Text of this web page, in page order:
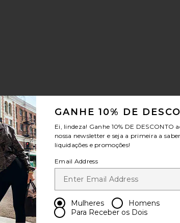
Pocket Jean
GANHE 10% DE
Ei, lindeza! Ganhe 10% DE DESCONTO
nossa newsletter e seja a primeira a
liquidações e promoções!
Email Address
Mulheres
Homens
Para Receber os Dois